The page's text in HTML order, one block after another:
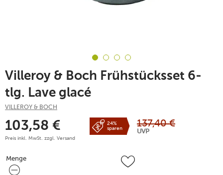
Villeroy & Boch Frühstücksset 6-
tlg. Lave glacé
VILLEROY & BOCH
103,58 €
Preis inkl. MwSt. zzgl. Versand
24%
sparen
137,40 €
UVP
Menge
Menge